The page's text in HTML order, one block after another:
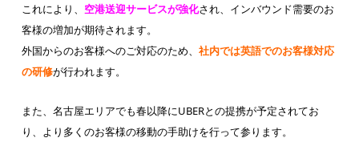
これにより、 空港送迎サービスが強化され、インバウンド需要のお
客様の増加が期待されます。
外国からのお客様へのご対応のため、社内では英語でのお客様対応
の研修が行われます。
また、名古屋エリアでも春以降にUBERとの提携が予定されてお
り、より多くのお客様の移動の手助けを行って参ります。